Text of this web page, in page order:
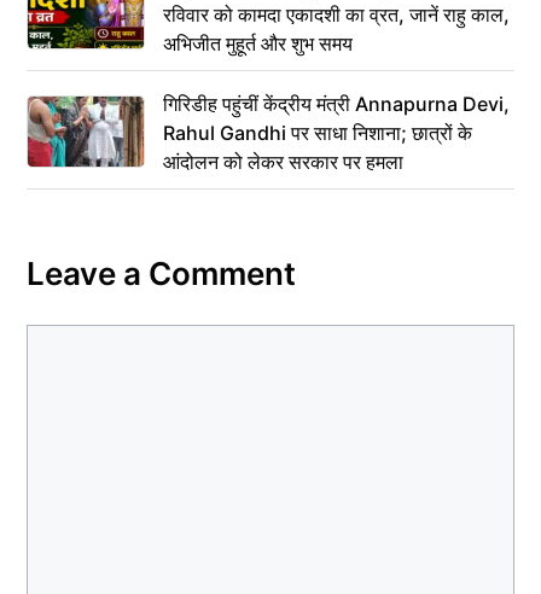
रविवार को कामदा एकादशी का व्रत, जानें राहु काल,
अभिजीत मुहूर्त और शुभ समय
गिरिडीह पहुंचीं केंद्रीय मंत्री Annapurna Devi,
Rahul Gandhi पर साधा निशाना; छात्रों के
आंदोलन को लेकर सरकार पर हमला
Leave a Comment